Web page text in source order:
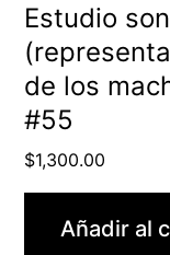
Estudio
de los
#55
$1,300.00
Añadir al